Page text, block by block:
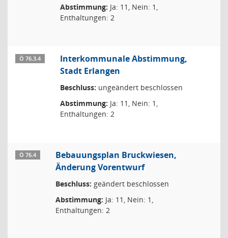
Abstimmung: Ja: 11, Nein: 1,
Enthaltungen: 2
Ö 76.3.4
Interkommunale Abstimmung,
Stadt Erlangen
Beschluss: ungeändert beschlossen
Abstimmung: Ja: 11, Nein: 1,
Enthaltungen: 2
Ö 76.4
Bebauungsplan Bruckwiesen,
Änderung Vorentwurf
Beschluss: geändert beschlossen
Abstimmung: Ja: 11, Nein: 1,
Enthaltungen: 2